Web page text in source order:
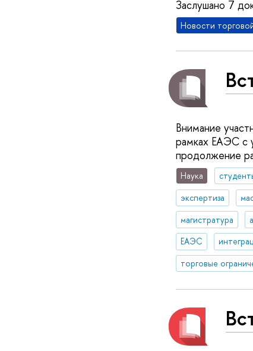
Заслушано 7
Новости
Внимание
рамках ЕАЭС с
продолжение
Наука
экспертиза
магистратура
ЕАЭС
торговые